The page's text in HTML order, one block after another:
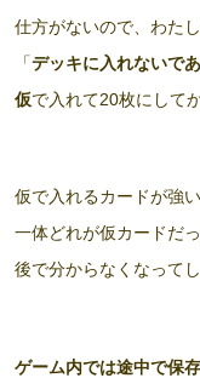
仕方がないので、わた
「デッキに入れないで
仮で入れて20枚にして
仮で入れるカードが強い
一体どれが仮カードだ
後で分からなくなって
ゲーム内では途中で保